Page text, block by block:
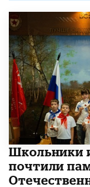
Школьники
почтили